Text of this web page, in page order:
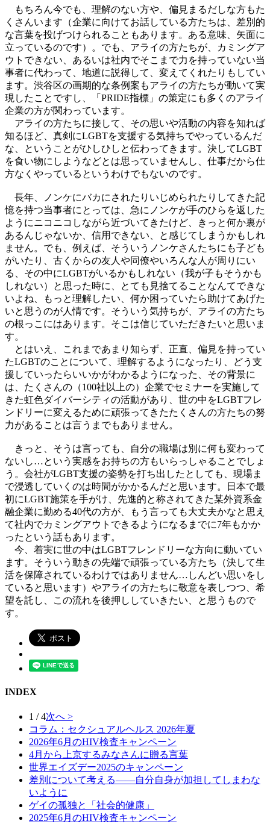
もちろん今でも、理解のない方や、偏見まるだしな方もた
くさんいます（企業に向けてお話している方たちは、差別的
な言葉を投げつけられることもあります。ある意味、矢面に
立っているのです）。でも、アライの方たちが、カミングア
ウトできない、あるいは社内でそこまで力を持っていない当
事者に代わって、地道に説得して、変えてくれたりもしてい
ます。渋谷区の画期的な条例案もアライの方たちが動いて実
現したことですし、「PRIDE指標」の策定にも多くのアライ
企業の方が関わっています。
アライの方たちに接して、その思いや活動の内容を知れば
知るほど、真剣にLGBTを支援する気持ちでやっているんだ
な、ということがひしひしと伝わってきます。決してLGBT
を食い物にしようなどとは思っていませんし、仕事だから仕
方なくやっているというわけでもないのです。
長年、ノンケにバカにされたりいじめられたりしてきた記
憶を持つ当事者にとっては、急にノンケが手のひらを返した
ようにニコニコしながら近づいてきたけど、きっと何か裏が
あるんじゃないか、信用できない、と感じてしまうかもしれ
ません。でも、例えば、そういうノンケさんたちにも子ども
がいたり、古くからの友人や同僚やいろんな人が周りにい
る、その中にLGBTがいるかもしれない（我が子もそうかも
しれない）と思った時に、とても見捨てることなんてできな
いよね、もっと理解したい、何か困っていたら助けてあげた
いと思うのが人情です。そういう気持ちが、アライの方たち
の根っこにはあります。そこは信じていただきたいと思いま
す。
とはいえ、これまであまり知らず、正直、偏見を持ってい
たLGBTのことについて、理解するようになったり、どう支
援していったらいいかがわかるようになった、その背景に
は、たくさんの（100社以上の）企業でセミナーを実施して
きた虹色ダイバーシティの活動があり、世の中をLGBTフレ
ンドリーに変えるために頑張ってきたたくさんの方たちの努
力があることは言うまでもありません。
きっと、そうは言っても、自分の職場は別に何も変わって
ないし…という実感をお持ちの方もいらっしゃることでしょ
う。会社がLGBT支援の姿勢を打ち出したとしても、現場ま
で浸透していくのは時間がかかるんだと思います。日本で最
初にLGBT施策を手がけ、先進的と称されてきた某外資系金
融企業に勤める40代の方が、もう言っても大丈夫かなと思え
て社内でカミングアウトできるようになるまでに7年もかか
ったという話もあります。
今、着実に世の中はLGBTフレンドリーな方向に動いてい
ます。そういう動きの先端で頑張っている方たち（決して生
活を保障されているわけではありません…しんどい思いをし
ていると思います）やアライの方たちに敬意を表しつつ、希
望を託し、この流れを後押ししていきたい、と思うもので
す。
INDEX
1 / 4次へ >
コラム：セクシュアルヘルス 2026年夏
2026年6月のHIV検査キャンペーン
4月から上京するみなさんに贈る言葉
世界エイズデー2025のキャンペーン
差別について考える――自分自身が加担してしまわな
いように
ゲイの孤独と「社会的健康」
2025年6月のHIV検査キャンペーン